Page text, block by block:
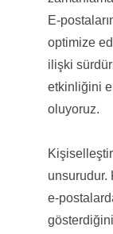
E-
optimize
ilişki
etkinliğini
oluyoruz.
unsurudur.
e-